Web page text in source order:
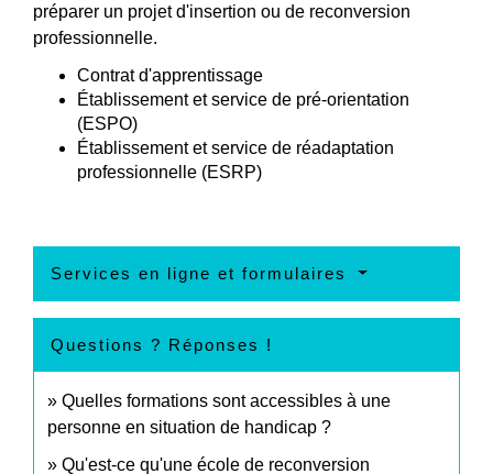
préparer un projet d'insertion ou de reconversion
professionnelle.
Contrat d'apprentissage
Établissement et service de pré-orientation
(ESPO)
Établissement et service de réadaptation
professionnelle (ESRP)
Services en ligne et formulaires
Questions ? Réponses !
Quelles formations sont accessibles à une
personne en situation de handicap ?
Qu'est-ce qu'une école de reconversion